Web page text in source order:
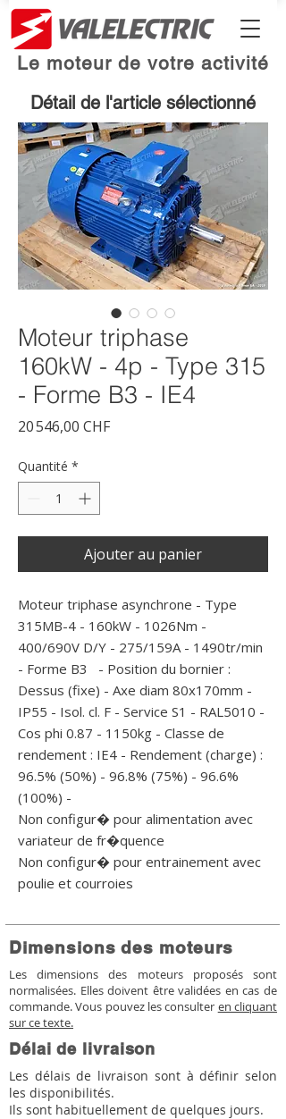
Le moteur de votre activité
Détail de l'article sélectionné
Moteur triphase
160kW - 4p - Type 315
- Forme B3 - IE4
20 546,00 CHFPrix
Quantité *
Ajouter au panier
Moteur triphase asynchrone - Type
315MB-4 - 160kW - 1026Nm -
400/690V D/Y - 275/159A - 1490tr/min
- Forme B3   - Position du bornier :
Dessus (fixe) - Axe diam 80x170mm -
IP55 - Isol. cl. F - Service S1 - RAL5010 -
Cos phi 0.87 - 1150kg - Classe de
rendement : IE4 - Rendement (charge) :
96.5% (50%) - 96.8% (75%) - 96.6%
(100%) -
Non configur� pour alimentation avec
variateur de fr�quence
Non configur� pour entrainement avec
poulie et courroies
Dimensions des moteurs
Les dimensions des moteurs proposés sont
normalisées. Elles doivent être validées en cas de
commande. Vous pouvez les consulter en cliquant
sur ce texte.
Délai de livraison
Les délais de livraison sont à définir selon
les disponibilités.
Ils sont habituellement de quelques jours.